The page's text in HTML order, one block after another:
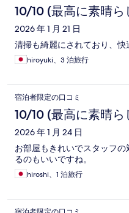
10/10 (最高に素晴ら
2026 年 1 月 21 日
清掃も綺麗にされており、快
hiroyuki、3 泊旅行
宿泊者限定の口コミ
10/10 (最高に素晴ら
2026 年 1 月 24 日
お部屋もきれいでスタッフ
るのもいいですね。
hiroshi、1 泊旅行